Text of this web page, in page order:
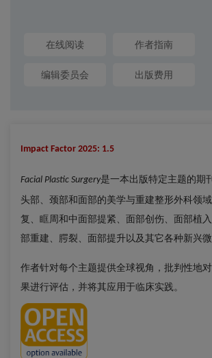
在线阅读 作者指南
编辑委员会 出版费用
Impact Factor 2025: 1.5
Facial Plastic Surgery是一本出版特定主题的期
头部、颈部和面部的美学与重建整形外科领
复、眶周和中面部提紧、面部创伤、面部植
部重建、腭裂、面部提升以及其它各种新兴微
作者针对每个主题提供全球视角，批判性地
果进行评估，并将其应用于临床实践。